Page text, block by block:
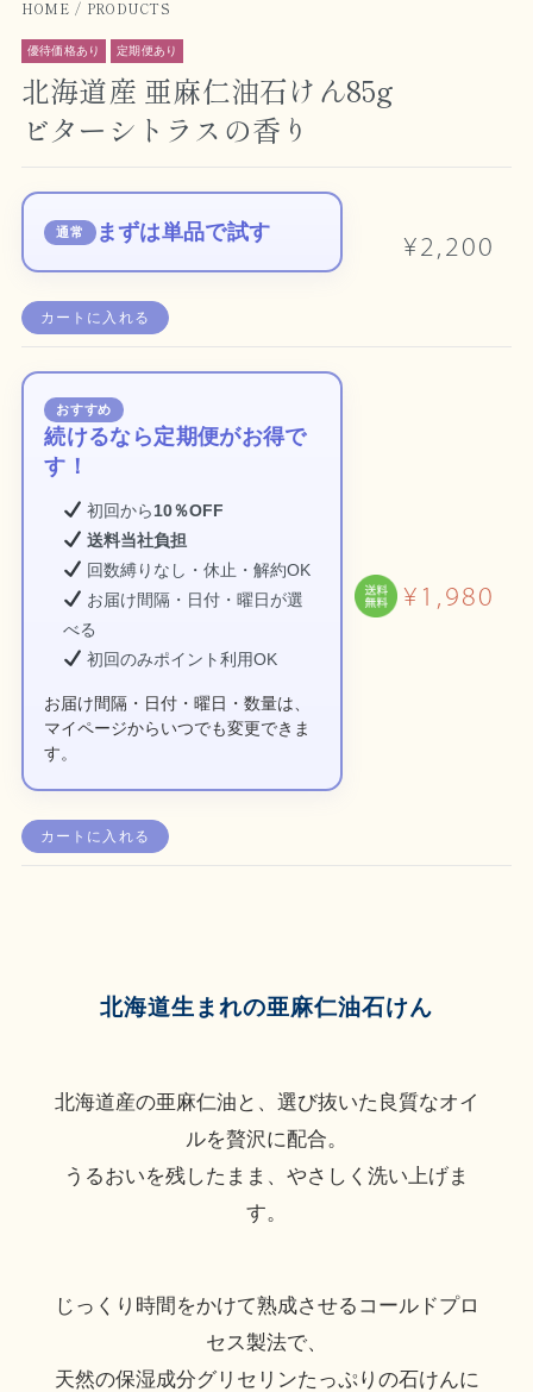
HOME PRODUCTS
優待価格あり 定期便あり
北海道産 亜麻仁油石けん85g
ビターシトラスの香り
通常 まずは単品で試す ¥2,200
カートに入れる
おすすめ
続けるなら定期便がお得で
す！
初回から10％OFF
送料当社負担
回数縛りなし・休止・解約OK
お届け間隔・日付・曜日が選
べる
初回のみポイント利用OK
お届け間隔・日付・曜日・数量は、
マイページからいつでも変更できま
す。
¥1,980
カートに入れる
北海道生まれの亜麻仁油石けん
北海道産の亜麻仁油と、選び抜いた良質なオイ
ルを贅沢に配合。
うるおいを残したまま、やさしく洗い上げま
す。
じっくり時間をかけて熟成させるコールドプロ
セス製法で、
天然の保湿成分グリセリンたっぷりの石けんに